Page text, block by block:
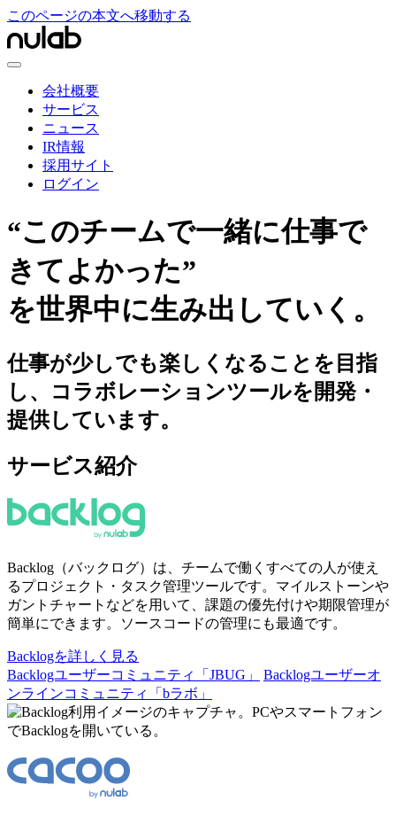
このページの本文へ移動する
会社概要
サービス
ニュース
IR情報
採用サイト
ログイン
“このチームで一緒に仕事で
きてよかった”
を世界中に生み出していく。
仕事が少しでも楽しくなることを目指
し、コラボレーションツールを開発・
提供しています。
サービス紹介
Backlog（バックログ）は、チームで働くすべての人が使え
るプロジェクト・タスク管理ツールです。マイルストーンや
ガントチャートなどを用いて、課題の優先付けや期限管理が
簡単にできます。ソースコードの管理にも最適です。​
Backlogを詳しく見る
Backlogユーザーコミュニティ「JBUG」
Backlogユーザーオ
ンラインコミュニティ「bラボ」